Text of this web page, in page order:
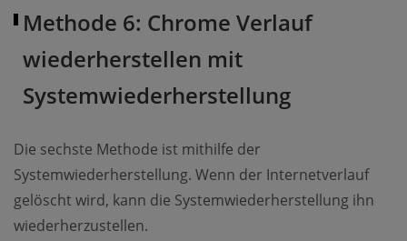
Methode 6: Chrome Verlauf
wiederherstellen mit
Systemwiederherstellung
Die sechste Methode ist mithilfe der
Systemwiederherstellung. Wenn der Internetverlauf
gelöscht wird, kann die Systemwiederherstellung ihn
wiederherzustellen.